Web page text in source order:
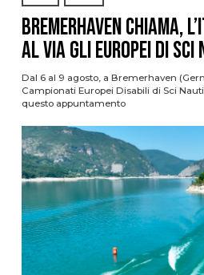
Bremerhaven chiama,
al via gli Europei di Sci
Dal 6 al 9 agosto, a Bremerhaven
Campionati Europei Disabili di Sci
questo appuntamento